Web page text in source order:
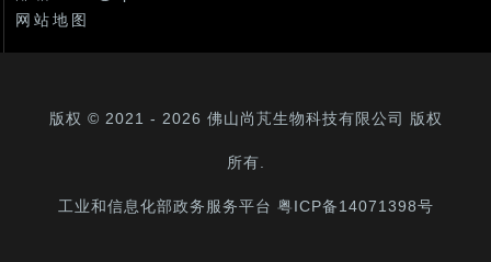
网站地图
版权 © 2021 - 2026 佛山尚芃生物科技有限公司 版权
所有.
工业和信息化部政务服务平台 粤ICP备14071398号